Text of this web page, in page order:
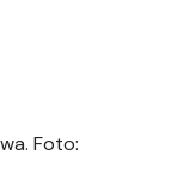
Foto: